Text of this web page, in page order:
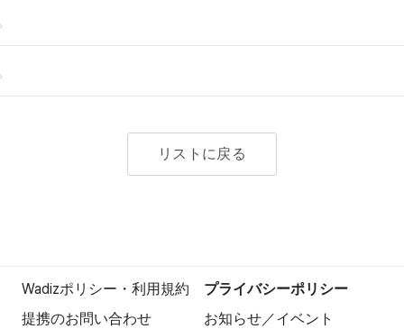
リストに戻る
Wadizポリシー・利用規約
プライバシーポリシー
提携のお問い合わせ
お知らせ／イベント